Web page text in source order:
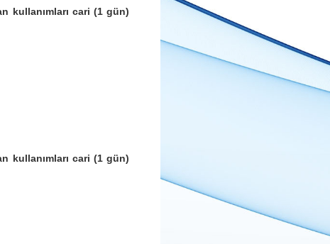
kullanımları cari (1 gün)
kullanımları cari (1 gün)